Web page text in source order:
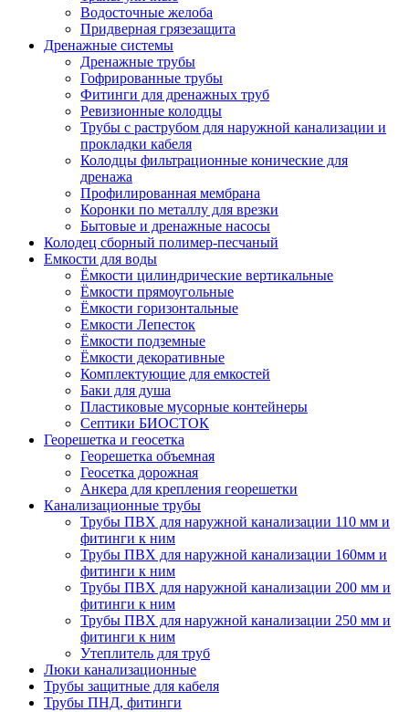
Водосточные желоба
Придверная грязезащита
Дренажные системы
Дренажные трубы
Гофрированные трубы
Фитинги для дренажных труб
Ревизионные колодцы
Трубы с раструбом для наружной канализации и
прокладки кабеля
Колодцы фильтрационные конические для
дренажа
Профилированная мембрана
Коронки по металлу для врезки
Бытовые и дренажные насосы
Колодец сборный полимер-песчаный
Емкости для воды
Ёмкости цилиндрические вертикальные
Ёмкости прямоугольные
Ёмкости горизонтальные
Емкости Лепесток
Ёмкости подземные
Ёмкости декоративные
Комплектующие для емкостей
Баки для душа
Пластиковые мусорные контейнеры
Септики БИОСТОК
Георешетка и геосетка
Георешетка объемная
Геосетка дорожная
Анкера для крепления георешетки
Канализационные трубы
Трубы ПВХ для наружной канализации 110 мм и
фитинги к ним
Трубы ПВХ для наружной канализации 160мм и
фитинги к ним
Трубы ПВХ для наружной канализации 200 мм и
фитинги к ним
Трубы ПВХ для наружной канализации 250 мм и
фитинги к ним
Утеплитель для труб
Люки канализационные
Трубы защитные для кабеля
Трубы ПНД, фитинги